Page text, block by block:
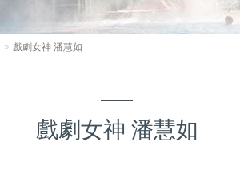
戲劇女神 潘慧如
戲劇女神 潘慧如